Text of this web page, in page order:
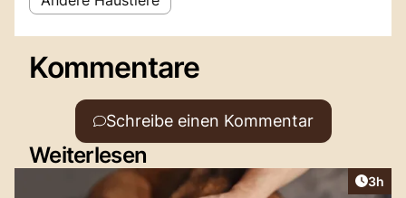
Kommentare
Schreibe einen Kommentar
Weiterlesen
3h